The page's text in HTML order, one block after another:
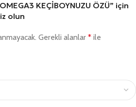
KEÇİBOYNUZU ÖZÜ” için
olun
Gerekli alanlar * ile